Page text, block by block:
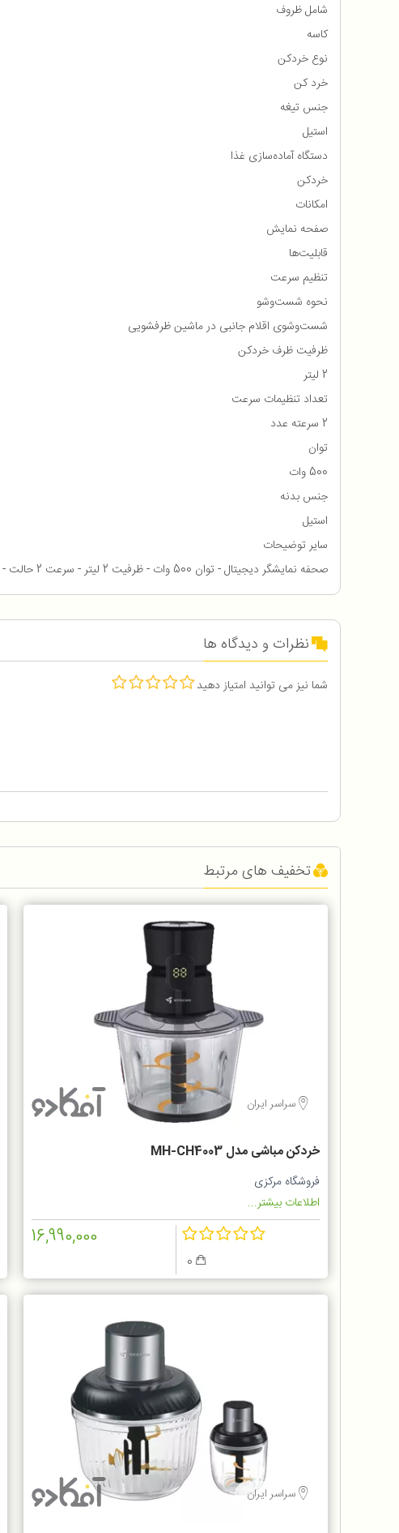
شامل ظروف
کاسه
نوع خردکن
خرد کن
جنس تیغه
استیل
دستگاه آماده‌سازی غذا
خردکن
امکانات
صفحه نمایش
قابلیت‌ها
تنظیم سرعت
نحوه شست‌وشو
شست‌وشوی اقلام جانبی در ماشین ظرفشویی
ظرفیت ظرف خردکن
2 لیتر
تعداد تنظیمات سرعت
2 سرعته عدد
توان
500 وات
جنس بدنه
استیل
سایر توضیحات
صحفه نمایشگر دیجیتال - توان 500 وات - ظرفیت 2 لیتر - سرعت 2 حالت - تعداد کاسه = 2 کاسه یک استیل و یک پیرکس - تایمر دیجیتال - تیغه 4 پره استیل ضد زنگ
نظرات و دیدگاه ها
شما نیز می توانید امتیاز دهید
تخفیف های مرتبط
سراسر ایران
خردکن مباشی مدل MH-CH4003
فروشگاه مرکزی
اطلاعات بیشتر...
16,990,000
سراسر ایران